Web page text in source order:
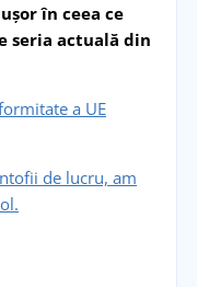
în ceea ce
seria actuală din
a UE
de lucru, am